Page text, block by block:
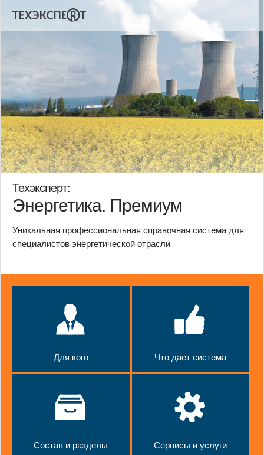
Техэксперт:
Энергетика. Премиум
Уникальная профессиональная справочная система для
специалистов энергетической отрасли
Для кого Что дает система
Состав и разделы Сервисы и услуги